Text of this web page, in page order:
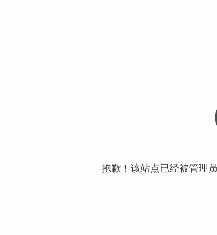
抱歉！该站点已经被管理